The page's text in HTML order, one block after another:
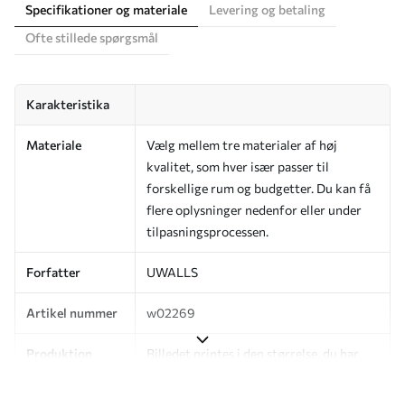
Specifikationer og materiale
Levering og betaling
Ofte stillede spørgsmål
Karakteristika
Materiale
Vælg mellem tre materialer af høj
kvalitet, som hver især passer til
forskellige rum og budgetter. Du kan få
flere oplysninger nedenfor eller under
tilpasningsprocessen.
Forfatter UWALLS
Artikel nummer w02269
Produktion
Billedet printes i den størrelse, du har